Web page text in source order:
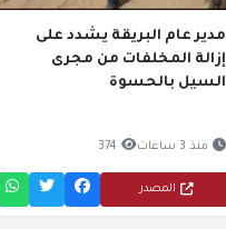
مدير عام البريقة يشدد على
إزالة المخلفات من مجرى
السيل بالحسوة
منذ 3 ساعات 374
المصدر